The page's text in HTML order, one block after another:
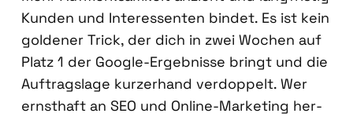
Kun­den und Inter­es­sen­ten bin­det. Es ist kein
gol­de­ner Trick, der dich in zwei Wochen auf
Platz 1 der Goog­le-Ergeb­nis­se bringt und die
Auf­trags­la­ge kur­zer­hand ver­dop­pelt. Wer
ernst­haft an SEO und Online-Mar­ke­ting her­